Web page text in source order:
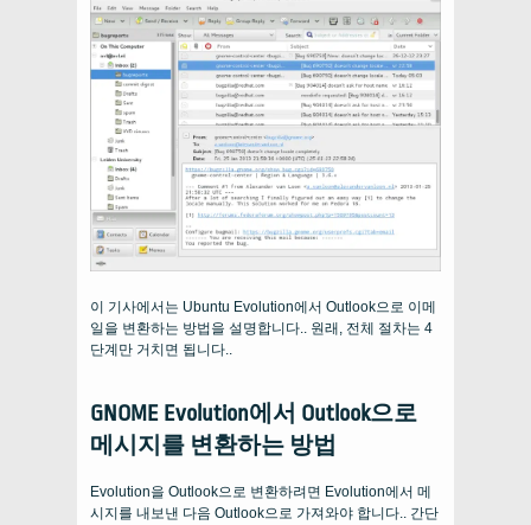
이 기사에서는 Ubuntu Evolution에서 Outlook으로 이메
일을 변환하는 방법을 설명합니다.. 원래, 전체 절차는 4
단계만 거치면 됩니다..
GNOME Evolution에서 Outlook으로
메시지를 변환하는 방법
Evolution을 Outlook으로 변환하려면 Evolution에서 메
시지를 내보낸 다음 Outlook으로 가져와야 합니다.. 간단